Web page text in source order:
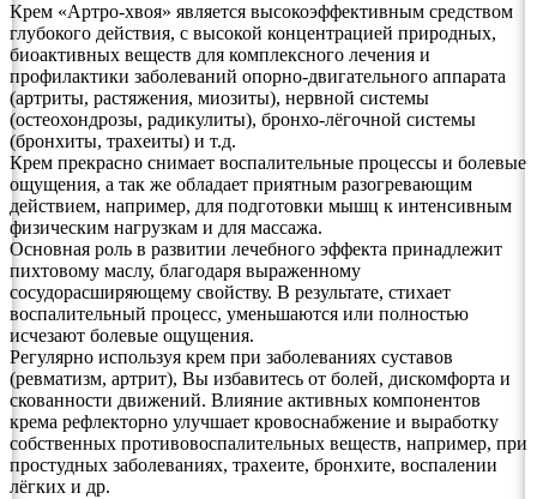
Крем «Артро-хвоя» является высокоэффективным средством
глубокого действия, с высокой концентрацией природных,
биоактивных веществ для комплексного лечения и
профилактики заболеваний опорно-двигательного аппарата
(артриты, растяжения, миозиты), нервной системы
(остеохондрозы, радикулиты), бронхо-лёгочной системы
(бронхиты, трахеиты) и т.д.
Крем прекрасно снимает воспалительные процессы и болевые
ощущения, а так же обладает приятным разогревающим
действием, например, для подготовки мышц к интенсивным
физическим нагрузкам и для массажа.
Основная роль в развитии лечебного эффекта принадлежит
пихтовому маслу, благодаря выраженному
сосудорасширяющему свойству. В результате, стихает
воспалительный процесс, уменьшаются или полностью
исчезают болевые ощущения.
Регулярно используя крем при заболеваниях суставов
(ревматизм, артрит), Вы избавитесь от болей, дискомфорта и
скованности движений. Влияние активных компонентов
крема рефлекторно улучшает кровоснабжение и выработку
собственных противовоспалительных веществ, например, при
простудных заболеваниях, трахеите, бронхите, воспалении
лёгких и др.